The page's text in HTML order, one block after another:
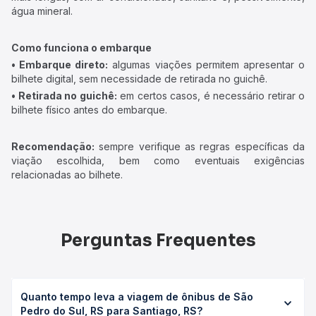
água mineral.
Como funciona o embarque
• Embarque direto: algumas viações permitem apresentar o
bilhete digital, sem necessidade de retirada no guichê.
• Retirada no guichê: em certos casos, é necessário retirar o
bilhete físico antes do embarque.
Recomendação: sempre verifique as regras específicas da
viação escolhida, bem como eventuais exigências
relacionadas ao bilhete.
Perguntas Frequentes
Quanto tempo leva a viagem de ônibus de São
Pedro do Sul, RS para Santiago, RS?